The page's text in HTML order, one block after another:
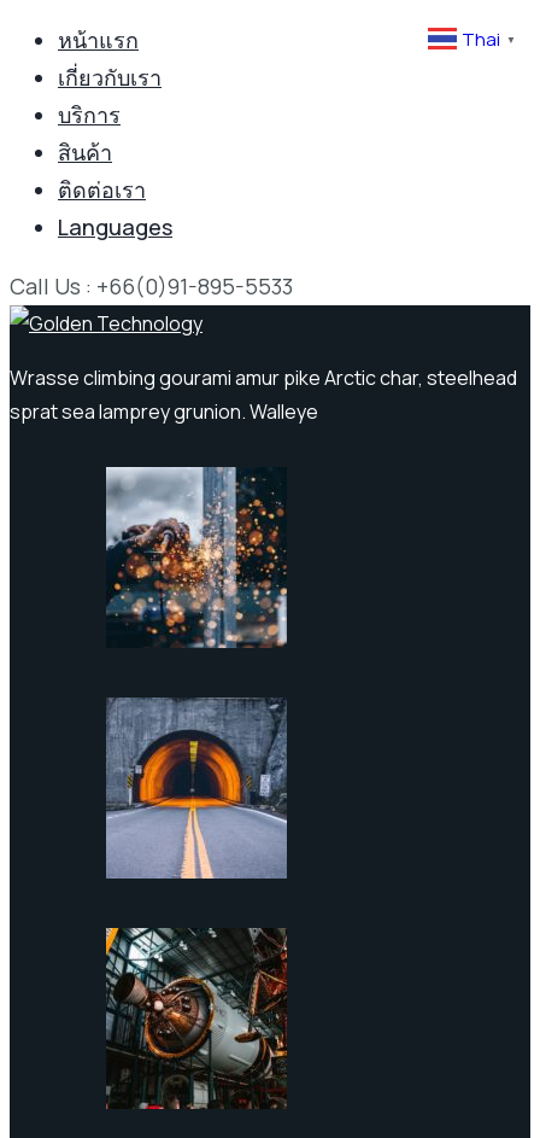
หน้าแรก
เกี่ยวกับเรา
บริการ
สินค้า
ติดต่อเรา
Languages
Call Us : +66(0)91-895-5533
Wrasse climbing gourami amur pike Arctic char, steelhead
sprat sea lamprey grunion. Walleye
Thai ▼